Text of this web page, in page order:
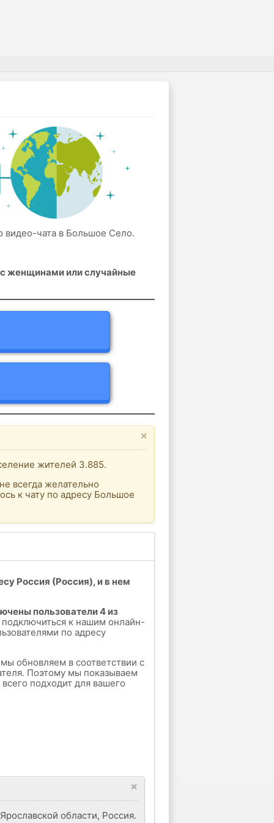
видео-чата в Большое Село.
женщинами или случайные
×
жителей 3.885.
всегда желательно
к чату по адресу Большое
Россия (Россия), и в нем
пользователи 4 из
к нашим онлайн-
по адресу
обновляем в соответствии с
Поэтому мы показываем
подходит для вашего
×
области, Россия.